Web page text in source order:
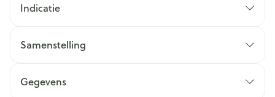
Indicatie
Samenstelling
Gegevens